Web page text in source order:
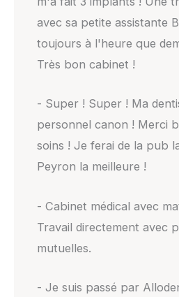
avec sa petite assistante
toujours à l'heure que
Très bon cabinet !
- Super ! Super ! Ma
personnel canon ! Merci
soins ! Je ferai de la pub
Peyron la meilleure !
- Cabinet médical avec
Travail directement avec
mutuelles.
- Je suis passé par